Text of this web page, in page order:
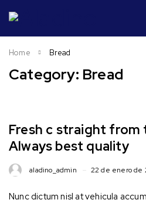
Category: Bread
Home Bread
Fresh c straight from
Always best quality
aladino_admin 22 de enero de
Nunc dictum nisl at vehicula